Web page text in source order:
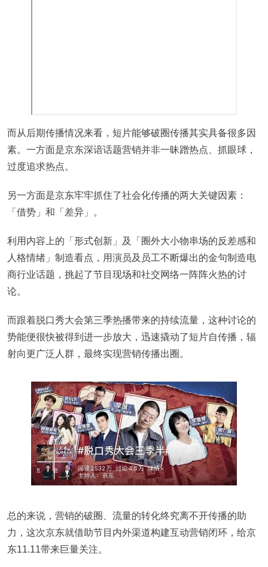
而从后期传播情况来看，短片能够破圈传播其实具备很多因
素。一方面是京东深谙话题营销并非一昧蹭热点、抓眼球，
过度追求热点。
另一方面是京东牢牢抓住了社会化传播的两大关键因素：
「借势」和「差异」。
利用内容上的「形式创新」及「圈外大小物串场的反差感和
人格情绪」制造看点，用演员及员工不断爆出的金句制造电
商行业话题，挑起了节目现场和社交网络一阵阵火热的讨
论。
而跟着脱口秀大会第三季热播带来的持续流量，这种讨论的
势能便很快被得到进一步放大，迅速撬动了短片自传播，辐
射向更广泛人群，最终实现营销传播出圈。
总的来说，营销的破圈、流量的转化终究离不开传播的助
力，这次京东就借助节目内外渠道构建互动营销闭环，给京
东11.11带来巨量关注。